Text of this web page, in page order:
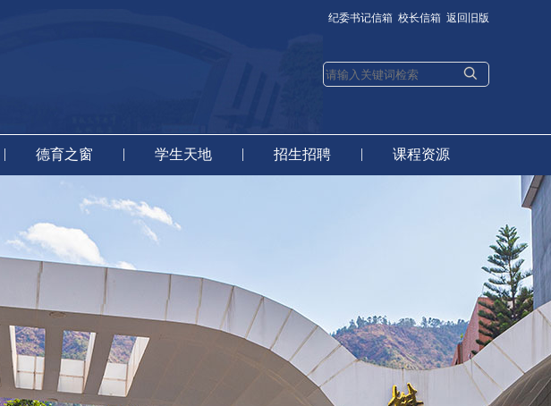
纪委书记信箱 校长信箱 返回旧版
| 德育之窗 | 学生天地 | 招生招聘 | 课程资源